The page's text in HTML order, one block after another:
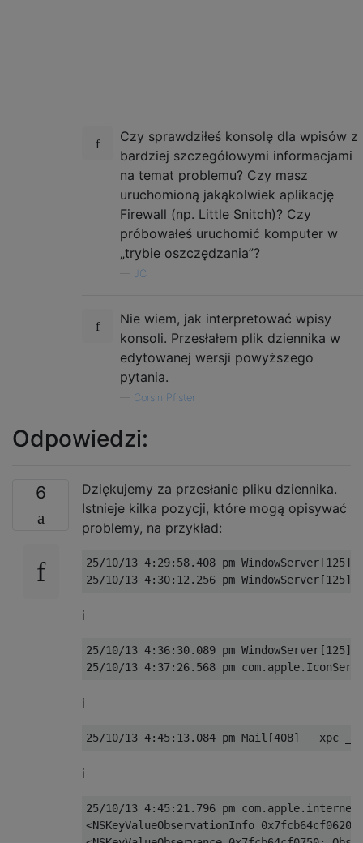
Czy sprawdziłeś konsolę dla wpisów z
bardziej szczegółowymi informacjami
na temat problemu? Czy masz
uruchomioną jakąkolwiek aplikację
Firewall (np. Little Snitch)? Czy
próbowałeś uruchomić komputer w
„trybie oszczędzania”?
JC
Nie wiem, jak interpretować wpisy
konsoli. Przesłałem plik dziennika w
edytowanej wersji powyższego
pytania.
Corsin Pfister
Odpowiedzi:
6
Dziękujemy za przesłanie pliku dziennika.
Istnieje kilka pozycji, które mogą opisywać
problemy, na przykład:
25/10/13 4:29:58.408 pm
i
25/10/13 4:36:30.089 pm
i
i
25/10/13 4:45:21.796 pm
<NSKeyValueObservationInfo